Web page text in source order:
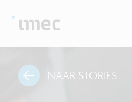
NAAR STORIES